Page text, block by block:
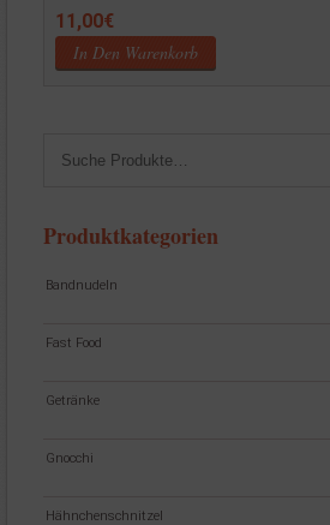
11,00€
In Den Warenkorb
Produktkategorien
Bandnudeln
Fast Food
Getränke
Gnocchi
Hähnchenschnitzel